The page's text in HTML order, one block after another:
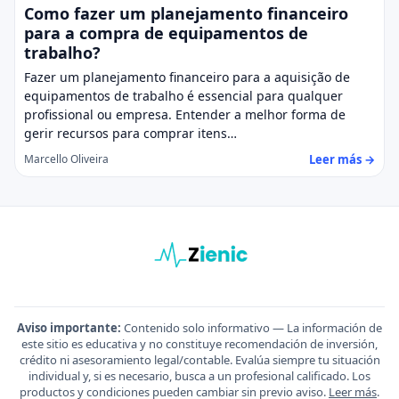
Como fazer um planejamento financeiro
para a compra de equipamentos de
trabalho?
Fazer um planejamento financeiro para a aquisição de
equipamentos de trabalho é essencial para qualquer
profissional ou empresa. Entender a melhor forma de
gerir recursos para comprar itens…
Marcello Oliveira Leer más →
Aviso importante: Contenido solo informativo — La información de
este sitio es educativa y no constituye recomendación de inversión,
crédito ni asesoramiento legal/contable. Evalúa siempre tu situación
individual y, si es necesario, busca a un profesional calificado. Los
productos y condiciones pueden cambiar sin previo aviso. Leer más.